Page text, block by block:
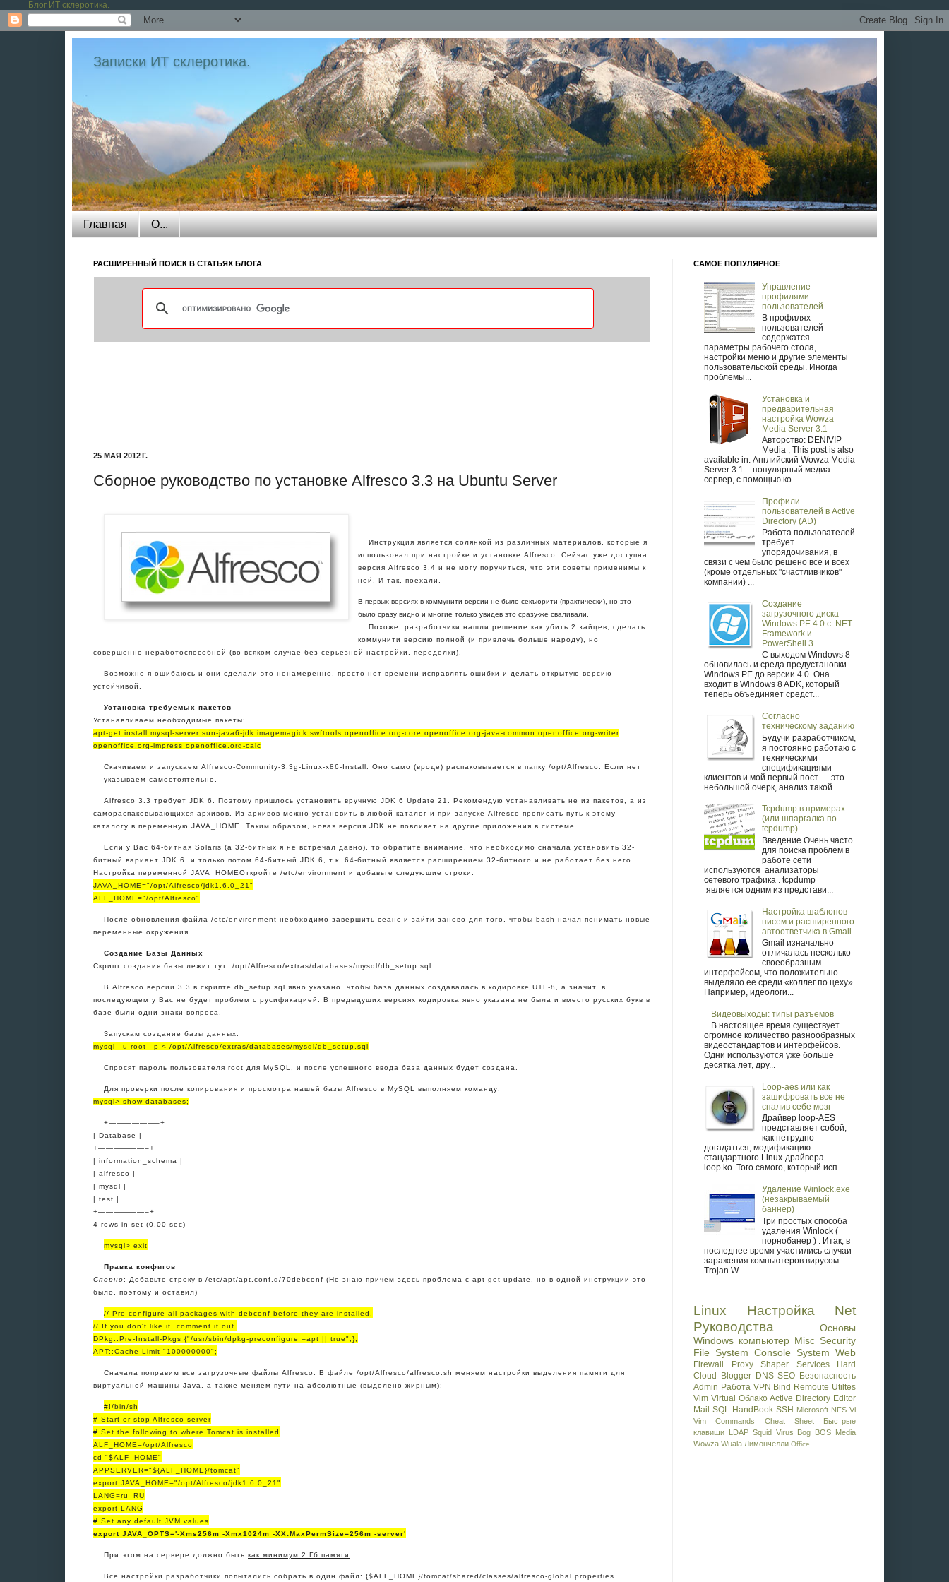
Блог ИТ склеротика.
Записки ИТ склеротика.
Собрание статей и заметок преимущественно по администрированию операционных систем Linux и Windows (но не только). Цель -
собрать в одном месте полезное и интересное, что то вроде записной книжки. Большая часть скопирована целиком или
скомпилирована из найденного в интернете, и я никоим образом не предендую на авторство, которое мне не принадлежит, чукча не
писатель, чукча читатель. Некоторые же статейки - написаны мной, в качестве шпаргалок по мотивам прохождения некоторых квестов.
Главная О...
РАСШИРЕННЫЙ ПОИСК В СТАТЬЯХ БЛОГА
25 МАЯ 2012 Г.
Сборное руководство по установке Alfresco 3.3 на Ubuntu Server
Инструкция является солянкой из различных материалов, которые я
использовал при настройке и установке Alfresco. Сейчас уже доступна
версия Alfresco 3.4 и не могу поручиться, что эти советы применимы к
ней. И так, поехали.
В первых версиях в коммунити версии не было секъюрити (практически), но это
было сразу видно и многие только увидев это сразу-же сваливали.
Похоже, разработчики нашли решение как убить 2 зайцев, сделать
коммунити версию полной (и привлечь больше народу), но
совершенно неработоспособной (во всяком случае без серьёзной настройки, переделки).
Возможно я ошибаюсь и они сделали это ненамеренно, просто нет времени исправлять ошибки и делать открытую версию
устойчивой.
Установка требуемых пакетов
Устанавливаем необходимые пакеты:
apt-get install mysql-server sun-java6-jdk imagemagick swftools openoffice.org-core openoffice.org-java-common openoffice.org-writer
openoffice.org-impress openoffice.org-calc
Скачиваем и запускаем Alfresco-Community-3.3g-Linux-x86-Install. Оно само (вроде) распаковывается в папку /opt/Alfresco. Если нет
— указываем самостоятельно.
Alfresco 3.3 требует JDK 6. Поэтому пришлось установить вручную JDK 6 Update 21. Рекомендую устанавливать не из пакетов, а из
самораспаковывающихся архивов. Из архивов можно установить в любой каталог и при запуске Alfresco прописать путь к этому
каталогу в переменную JAVA_HOME. Таким образом, новая версия JDK не повлияет на другие приложения в системе.
Если у Вас 64-битная Solaris (а 32-битных я не встречал давно), то обратите внимание, что необходимо сначала установить 32-
битный вариант JDK 6, и только потом 64-битный JDK 6, т.к. 64-битный является расширением 32-битного и не работает без него.
Настройка переменной JAVA_HOMEОткройте /etc/environment и добавьте следующие строки:
JAVA_HOME="/opt/Alfresco/jdk1.6.0_21"
ALF_HOME="/opt/Alfresco"
После обновления файла /etc/environment необходимо завершить сеанс и зайти заново для того, чтобы bash начал понимать новые
переменные окружения
Создание Базы Данных
Скрипт создания базы лежит тут: /opt/Alfresco/extras/databases/mysql/db_setup.sql
В Alfresco версии 3.3 в скрипте db_setup.sql явно указано, чтобы база данных создавалась в кодировке UTF-8, а значит, в
последующем у Вас не будет проблем с русификацией. В предыдущих версиях кодировка явно указана не была и вместо русских букв в
базе были одни знаки вопроса.
Запускам создание базы данных:
mysql –u root –p < /opt/Alfresco/extras/databases/mysql/db_setup.sql
Спросят пароль пользователя root для MySQL, и после успешного ввода база данных будет создана.
Для проверки после копирования и просмотра нашей базы Alfresco в MySQL выполняем команду:
mysql> show databases;
+——————–+
| Database |
+——————–+
| information_schema |
| alfresco |
| mysql |
| test |
+——————–+
4 rows in set (0.00 sec)
mysql> exit
Правка конфигов
Спорно: Добавьте строку в /etc/apt/apt.conf.d/70debconf (Не знаю причем здесь проблема с apt-get update, но в одной инструкции это
было, поэтому и оставил)
// Pre-configure all packages with debconf before they are installed.
// If you don't like it, comment it out.
DPkg::Pre-Install-Pkgs {"/usr/sbin/dpkg-preconfigure –apt || true";};
APT::Cache-Limit "100000000";
Сначала поправим все загрузочные файлы Alfresco. В файле /opt/Alfresco/alfresco.sh меняем настройки выделения памяти для
виртуальной машины Java, а также меняем пути на абсолютные (выделено жирным):
#!/bin/sh
# Start or stop Alfresco server
# Set the following to where Tomcat is installed
ALF_HOME=/opt/Alfresco
cd "$ALF_HOME"
APPSERVER="${ALF_HOME}/tomcat"
export JAVA_HOME="/opt/Alfresco/jdk1.6.0_21"
LANG=ru_RU
export LANG
# Set any default JVM values
export JAVA_OPTS='-Xms256m -Xmx1024m -XX:MaxPermSize=256m -server'
При этом на сервере должно быть как минимум 2 Гб памяти
Все настройки разработчики попытались собрать в один файл: {$ALF_HOME}/tomcat/shared/classes/alfresco-global.properties.
САМОЕ ПОПУЛЯРНОЕ
Управление
профилями
пользователей
В профилях
пользователей
содержатся
параметры рабочего стола,
настройки меню и другие элементы
пользовательской среды. Иногда
проблемы...
Установка и
предварительная
настройка Wowza
Media Server 3.1
Авторство: DENIVIP
Media , This post is also
available in: Английский Wowza Media
Server 3.1 – популярный медиа-
сервер, с помощью ко...
Профили
пользователей в Active
Directory (AD)
Работа пользователей
требует
упорядочивания, в
связи с чем было решено все и всех
(кроме отдельных "счастливчиков"
компании) ...
Создание
загрузочного диска
Windows PE 4.0 с .NET
Framework и
PowerShell 3
С выходом Windows 8
обновилась и среда предустановки
Windows PE до версии 4.0. Она
входит в Windows 8 ADK, который
теперь объединяет средст...
Согласно
техническому заданию
Будучи разработчиком,
я постоянно работаю с
техническими
спецификациями
клиентов и мой первый пост — это
небольшой очерк, анализ такой ...
Tcpdump в примерах
(или шпаргалка по
tcpdump)
Введение Очень часто
для поиска проблем в
работе сети
используются анализаторы
сетевого трафика . tcpdump
является одним из представи...
Настройка шаблонов
писем и расширенного
автоответчика в Gmail
Gmail изначально
отличалась несколько
своеобразным
интерфейсом, что положительно
выделяло ее среди «коллег по цеху».
Например, идеологи...
Видеовыходы: типы разъемов
В настоящее время существует
огромное количество разнообразных
видеостандартов и интерфейсов.
Одни используются уже больше
десятка лет, дру...
Loop-aes или как
зашифровать все не
спалив себе мозг
Драйвер loop-AES
представляет собой,
как нетрудно
догадаться, модификацию
стандартного Linux-драйвера
loop.ko. Того самого, который исп...
Удаление Winlock.exe
(незакрываемый
баннер)
Три простых способа
удаления Winlock (
порнобанер ) . Итак, в
последнее время участились случаи
заражения компьютеров вирусом
Trojan.W...
Linux Настройка
Net
Руководства
Основы
Windows компьютер Misc Security
File System Console System Web
Firewall Proxy Shaper Services
Hard
Cloud
Blogger DNS SEO Безопасность
Admin Работа VPN Bind Remoute Utiltes
Vim Virtual Облако Active Directory Editor
Mail SQL HandBook SSH Microsoft NFS Vi
Vim Commands Cheat Sheet
Быстрые
клавиши LDAP Squid Virus Bog BOS Media
Wowza Wuala Лимончелли Office